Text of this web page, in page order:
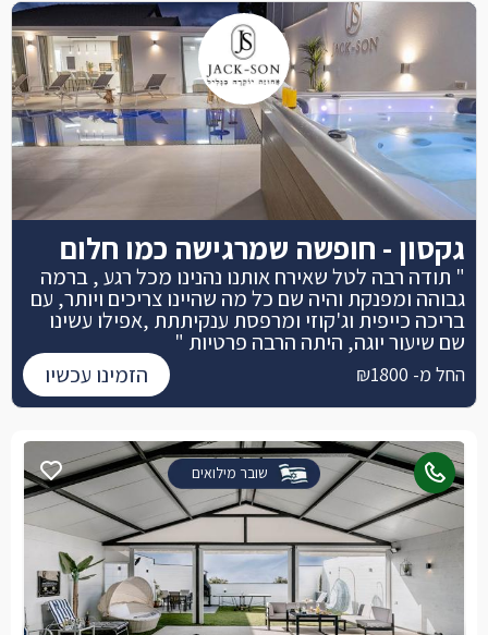
שובר מילואים
גקסון - חופשה שמרגישה כמו חלום
" תודה רבה לטל שאירח אותנו נהנינו מכל רגע , ברמה
גבוהה ומפנקת והיה שם כל מה שהיינו צריכים ויותר, עם
בריכה כייפית וג'קוזי ומרפסת ענקיתתת ,אפילו עשינו
שם שיעור יוגה, היתה הרבה פרטיות "
החל מ- ₪1800 הזמינו עכשיו